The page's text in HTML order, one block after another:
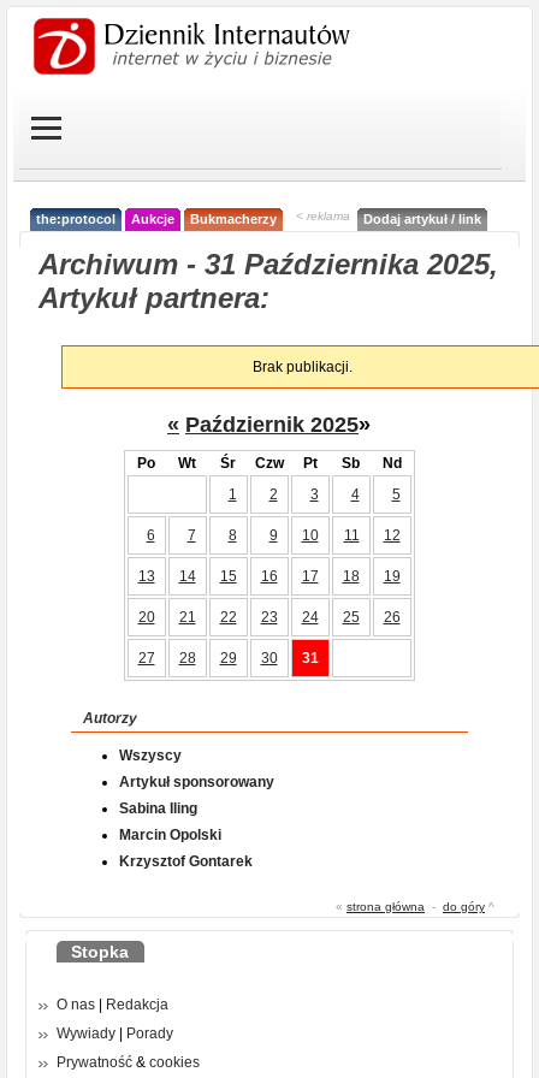
the:protocol Aukcje Bukmacherzy < reklama Dodaj artykuł / link
Archiwum - 31 Października 2025,
Artykuł partnera:
Brak publikacji.
« Październik 2025»
Po Wt Śr Czw Pt Sb
Nd
1
2 3 4 5
6 7 8 9 10 11 12
13 14 15 16 17 18 19
20 21 22 23 24 25 26
27 28 29 30 31
Autorzy
Wszyscy
Artykuł sponsorowany
Sabina Iling
Marcin Opolski
Krzysztof Gontarek
« strona główna - do góry ^
Stopka
O nas
Redakcja
Wywiady
Porady
Prywatność & cookies